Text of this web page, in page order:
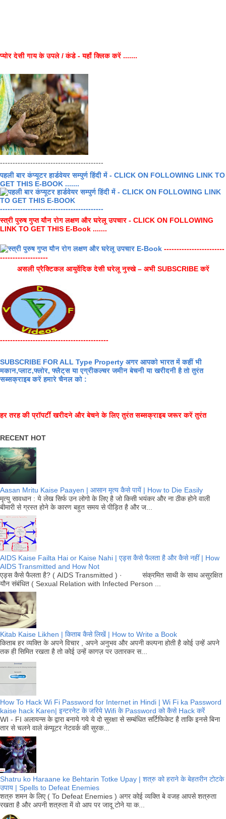
प्योर देसी गाय के उपले / कंडे - यहाँ क्लिक करें .......
-----------------------------------------
पहली बार कंप्यूटर हार्डवेयर सम्पुर्ण हिंदी में - CLICK ON FOLLOWING LINK TO
GET THIS E-BOOK .......
-----------------------------------------
स्त्री पुरुष गुप्त यौन रोग लक्षण और घरेलू उपचार - CLICK ON FOLLOWING
LINK TO GET THIS E-Book .......
------------------------
-------------------
असली प्रैक्टिकल आयुर्वेदिक देसी घरेलू नुस्खे – अभी SUBSCRIBE करें
-------------------------------------------
SUBSCRIBE FOR ALL Type Property अगर आपको भारत में कहीं भी
मकान,प्लाट,फ्लोर, फ्लैट्स या एग्रीकल्चर जमीन बेचनी या खरीदनी है तो तुरंत
सब्सक्राइब करें हमारे चैनल को :
हर तरह की प्रॉपर्टी खरीदने और बेचने के लिए तुरंत सब्सक्राइब जरूर करें तुरंत
RECENT HOT
Aasan Mritu Kaise Paayen | आसान मृत्य कैसे पायें | How to Die Easily
मृत्यु सावधान : ये लेख सिर्फ उन लोगो के लिए है जो किसी भयंकर और ना ठीक होने वाली
बीमारी से ग्रस्त होने के कारण बहुत समय से पीड़ित है और ज...
AIDS Kaise Failta Hai or Kaise Nahi | एड्स कैसे फैलता है और कैसे नहीं | How
AIDS Transmitted and How Not
एड्स कैसे फैलता है? ( AIDS Transmitted ) · संक्रमित साथी के साथ असुरक्षित
यौन संबंधित ( Sexual Relation with Infected Person ...
Kitab Kaise Likhen | किताब कैसे लिखें | How to Write a Book
किताब हर व्यक्ति के अपने विचार , अपने अनुभव और अपनी कल्पना होती है कोई उन्हें अपने
तक ही सिमित रखता है तो कोई उन्हें कागज़ पर उतारकर स...
How To Hack Wi Fi Password for Internet in Hindi | Wi Fi ka Password
kaise hack Karen| इन्टरनेट के जरिये Wifi के Password को कैसे Hack करें
WI - FI अलायन्स के द्वारा बनाये गये ये दो सुरक्षा से सम्बंधित सर्टिफिकेट है ताकि इनसे बिना
तार से चलने वाले कंप्यूटर नेटवर्क की सुरक...
Shatru ko Haraane ke Behtarin Totke Upay | शत्रु को हराने के बेहतरीन टोटके
उपाय | Spells to Defeat Enemies
शत्रु शमन के लिए ( To Defeat Enemies ) अगर कोई व्यक्ति बे वजह आपसे शत्रुता
रखता है और अपनी शत्रुता में वो आप पर जादू टोने या क...